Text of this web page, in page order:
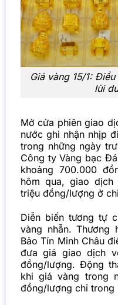
Giá vàng 15/1:
lùi
Mở cửa phiên giao
nước ghi nhận nhịp
trong những ngày
Công ty Vàng bạc
khoảng 700.000
hôm qua, giao dịch
triệu đồng/lượng ở
Diễn biến tương tự
vàng nhẫn. Thương
Bảo Tín Minh Châu
đưa giá giao dịch
đồng/lượng. Động
khi giá vàng trong
đồng/lượng chỉ trong